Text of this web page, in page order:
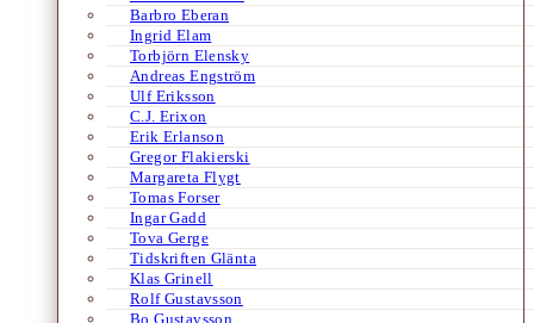
Barbro Eberan
Ingrid Elam
Torbjörn Elensky
Andreas Engström
Ulf Eriksson
C.J. Erixon
Erik Erlanson
Gregor Flakierski
Margareta Flygt
Tomas Forser
Ingar Gadd
Tova Gerge
Tidskriften Glänta
Klas Grinell
Rolf Gustavsson
Bo Gustavsson